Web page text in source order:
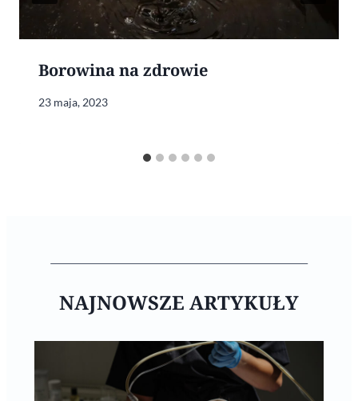
Borowina na zdrowie
23 maja, 2023
NAJNOWSZE ARTYKUŁY